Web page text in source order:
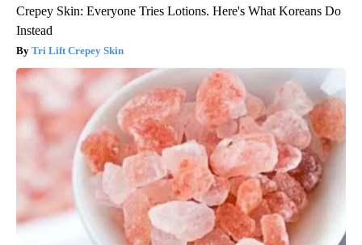
Crepey Skin: Everyone Tries Lotions. Here's What Koreans Do
Instead
Tri Lift Crepey Skin